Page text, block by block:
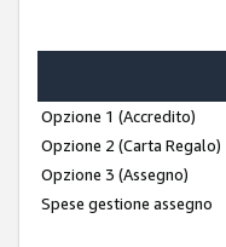
Opzione 1 (Accredito)
Opzione 2 (Carta Regalo)
Opzione 3 (Assegno)
Spese gestione assegno